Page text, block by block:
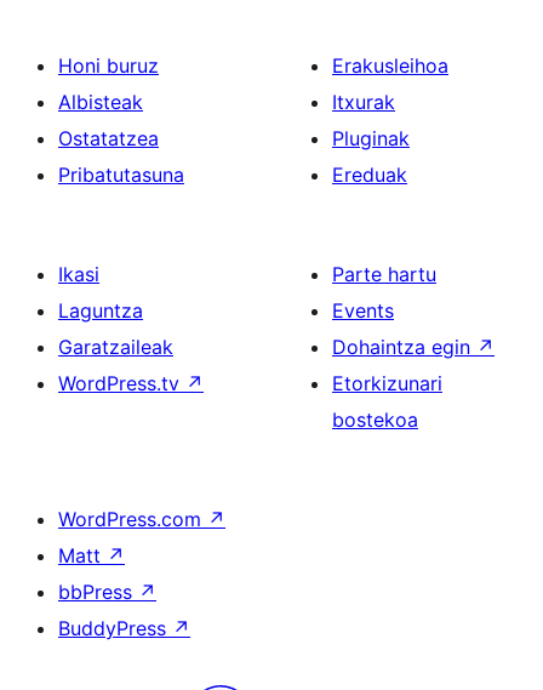
Honi buruz
Albisteak
Ostatatzea
Pribatutasuna
Erakusleihoa
Itxurak
Pluginak
Ereduak
Ikasi
Laguntza
Garatzaileak
WordPress.tv ↗
Parte hartu
Events
Dohaintza egin ↗
Etorkizunari
bostekoa
WordPress.com ↗
Matt ↗
bbPress ↗
BuddyPress ↗